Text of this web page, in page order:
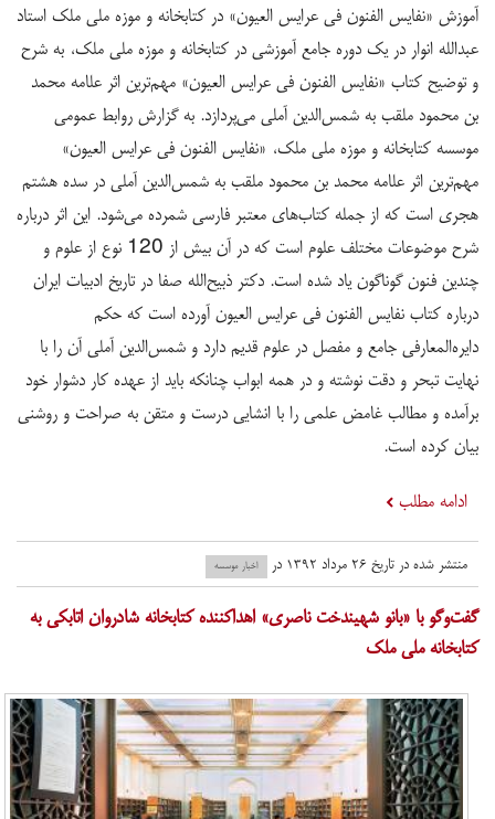
آموزش «نفایس الفنون فی عرایس العیون» در کتابخانه و موزه ملی ملک استاد
عبدالله انوار در یک دوره جامع آموزشی در کتابخانه و موزه ملی ملک، به شرح
و توضیح کتاب «نفایس الفنون فی عرایس العیون» مهم‌ترین اثر علامه محمد
بن محمود ملقب به شمس‌الدین آملی می‌پردازد. به گزارش روابط عمومی
موسسه کتابخانه و موزه ملی ملک، «نفایس الفنون فی عرایس العیون»
مهم‌ترین اثر علامه محمد بن محمود ملقب به شمس‌الدین آملی در سده هشتم
هجری است که از جمله کتاب‌های معتبر فارسی شمرده می‌شود. این اثر درباره
شرح موضوعات مختلف علوم است که در آن بیش از 120 نوع از علوم و
چندین فنون گوناگون یاد شده است. دکتر ذبیح‌الله صفا در تاریخ ادبیات ایران
درباره کتاب نفایس الفنون فی عرایس العیون آورده است که حکم
دایره‌المعارفی جامع و مفصل در علوم قدیم دارد و شمس‌الدین آملی آن را با
نهایت تبحر و دقت نوشته و در همه ابواب چنانکه باید از عهده کار دشوار خود
برآمده و مطالب غامض علمی را با انشایی درست و متقن به صراحت و روشنی
بیان کرده است.
ادامه مطلب
منتشر شده در تاریخ ۲۶ مرداد ۱۳۹۲ در اخبار موسسه
گفت‌وگو با «بانو شهیندخت ناصری» اهداکننده کتابخانه شادروان اتابکی به
کتابخانه ملی ملک